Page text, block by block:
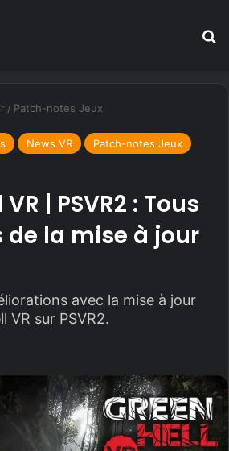
/ Patch-notes Jeux
News VR
Patch-notes Jeux
| PSVR2 : Tous
de la mise à jour
avec la mise à jour
VR sur PSVR2.